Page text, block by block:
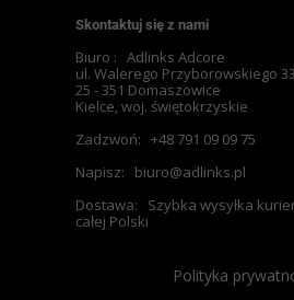
Skontaktuj się z nami
Biuro : Adlinks Adcore
ul. Walerego Przyborowskiego 33
25 - 351 Domaszowice
Kielce, woj. świętokrzyskie
Zadzwoń: +48 791 09 09 75
Napisz: biuro@adlinks.pl
Dostawa: Szybka wysyłka
całej Polski
Polityka